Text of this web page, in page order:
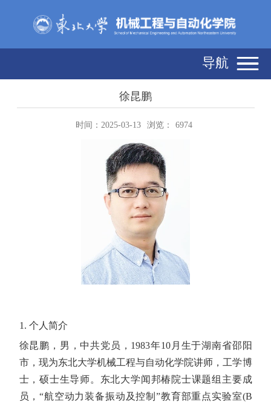
导航
徐昆鹏
时间：2025-03-13 浏览： 6974
1. 个人简介
徐昆鹏，男，中共党员， 1983年10 月生于湖南省邵阳
市，现为东北大学机械工程与自动化学院讲师，工学博
士，硕士生导师。东北大学闻邦椿院士课题组主要成
员，“航空动力装备振动及控制”教育部重点实验室(B